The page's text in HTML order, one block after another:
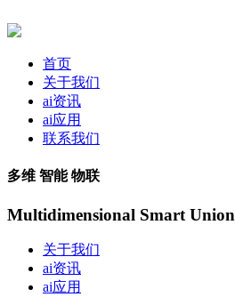
首页
关于我们
ai资讯
ai应用
联系我们
多维 智能 物联
Multidimensional Smart Union
关于我们
ai资讯
ai应用